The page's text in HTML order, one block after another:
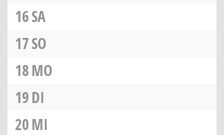
16SA
17SO
18MO
19DI
20MI